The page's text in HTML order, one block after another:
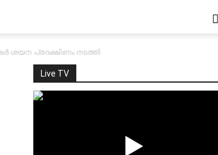
ശയന പ്രദക്ഷിണം നടത്തി
Live TV